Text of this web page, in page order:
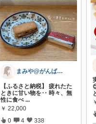
まみや@がんばりすぎない毎日を。
【ふるさと納税】 疲れたた
ときに甘い物を‥ 時々、無
性に食べ ...
￥ 22,000
0 4 338